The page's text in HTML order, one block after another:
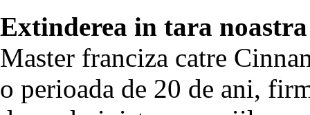
Extinderea in tara noastra
Master franciza catre
o perioada de 20 de ani,